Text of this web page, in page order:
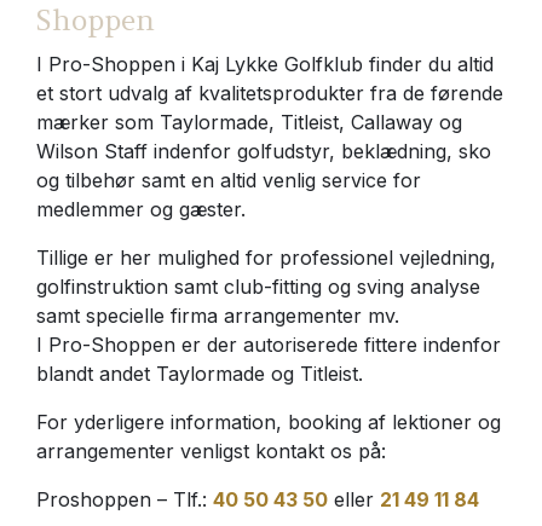
Shoppen
I Pro-Shoppen i Kaj Lykke Golfklub finder du altid
et stort udvalg af kvalitetsprodukter fra de førende
mærker som Taylormade, Titleist, Callaway og
Wilson Staff indenfor golfudstyr, beklædning, sko
og tilbehør samt en altid venlig service for
medlemmer og gæster.
Tillige er her mulighed for professionel vejledning,
golfinstruktion samt club-fitting og sving analyse
samt specielle firma arrangementer mv.
I Pro-Shoppen er der autoriserede fittere indenfor
blandt andet Taylormade og Titleist.
For yderligere information, booking af lektioner og
arrangementer venligst kontakt os på:
Proshoppen – Tlf.: 40 50 43 50 eller 21 49 11 84